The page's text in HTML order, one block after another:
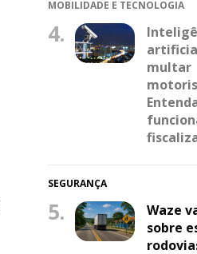
MOBILIDADE E TECNOLOGIA
4.
multar
SEGURANÇA
5.
Waze
sobre